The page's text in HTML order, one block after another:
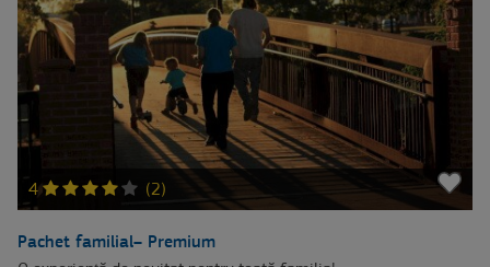
4 (2)
Pachet familial– Premium